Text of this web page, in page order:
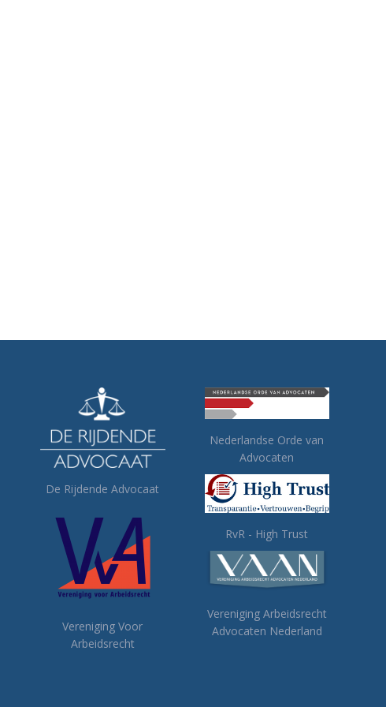
De Rijdende Advocaat
Vereniging Voor
Arbeidsrecht
Nederlandse Orde van
Advocaten
RvR - High Trust
Vereniging Arbeidsrecht
Advocaten Nederland